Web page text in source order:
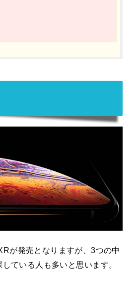
が発売となりますが、3つの中
ている人も多いと思います。